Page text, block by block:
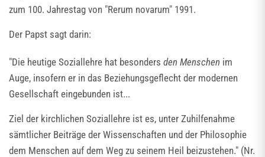
zum 100. Jahrestag von "Rerum novarum" 1991.
Der Papst sagt darin:
"Die heutige Soziallehre hat besonders den Menschen im
Auge, insofern er in das Beziehungsgeflecht der modernen
Gesellschaft eingebunden ist...
Ziel der kirchlichen Soziallehre ist es, unter Zuhilfenahme
sämtlicher Beiträge der Wissenschaften und der Philosophie
dem Menschen auf dem Weg zu seinem Heil beizustehen." (Nr.